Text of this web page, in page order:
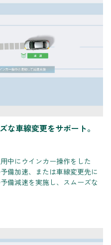
な車線変更をサポート。
中にウインカー操作をした
備加速、または車線変更先に
備減速を実施し、スムーズな